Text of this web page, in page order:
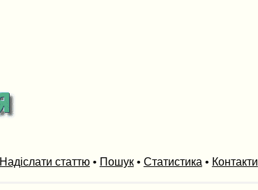
Надіслати статтю• Пошук• Статистика • Контакти